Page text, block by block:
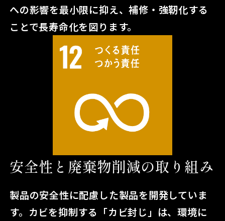
への影響を最小限に抑え、補修・強靭化する
ことで長寿命化を図ります。
安全性と廃棄物削減の取り組み
製品の安全性に配慮した製品を開発していま
す。 カビを抑制する「カビ封じ」は、環境に